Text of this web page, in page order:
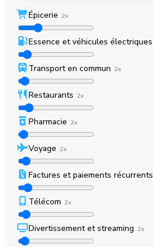
Épicerie 2x
Essence et véhicules électriques
Transport en commun 2x
Restaurants 2x
Pharmacie 2x
Voyage 2x
Factures et paiements récurrents
Télécom 2x
Divertissement et streaming 2x